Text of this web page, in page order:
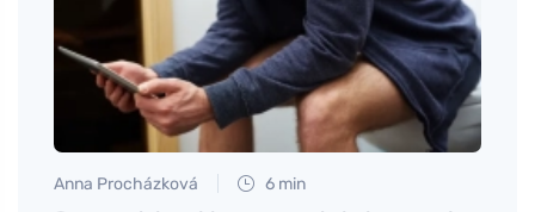
Anna Procházková 6 min